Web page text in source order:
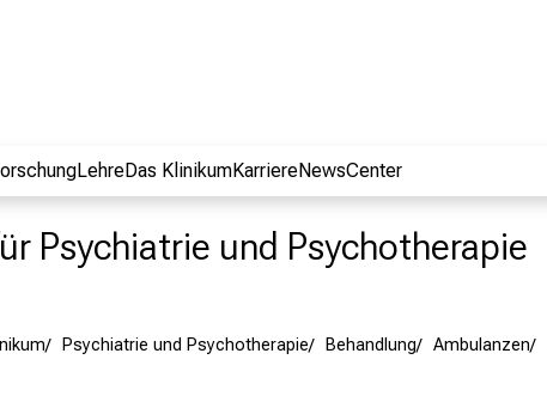
LehreDas KlinikumKarriereNewsCenter
Psychiatrie und Psychotherapie
Psychiatrie und Psychotherapie Behandlung Ambulanzen